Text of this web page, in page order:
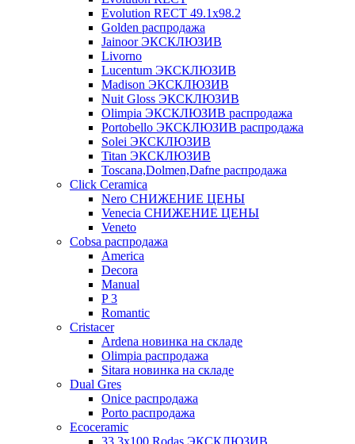
Evolution RECT 49.1x98.2
Golden распродажа
Jainoor ЭКСКЛЮЗИВ
Livorno
Lucentum ЭКСКЛЮЗИВ
Madison ЭКСКЛЮЗИВ
Nuit Gloss ЭКСКЛЮЗИВ
Olimpia ЭКСКЛЮЗИВ распродажа
Portobello ЭКСКЛЮЗИВ распродажа
Solei ЭКСКЛЮЗИВ
Titan ЭКСКЛЮЗИВ
Toscana,Dolmen,Dafne распродажа
Cliсk Ceramica
Nero СНИЖЕНИЕ ЦЕНЫ
Venecia СНИЖЕНИЕ ЦЕНЫ
Veneto
Cobsa распродажа
America
Decora
Manual
P 3
Romantic
Cristacer
Ardena новинка на складе
Olimpia распродажа
Sitara новинка на складе
Dual Gres
Onice распродажа
Porto распродажа
Ecoceramic
33.3х100 Rodas ЭКСКЛЮЗИВ